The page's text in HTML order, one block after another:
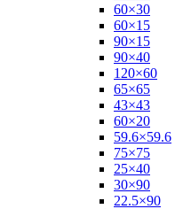
60×30
60×15
90×15
90×40
120×60
65×65
43×43
60×20
59.6×59.6
75×75
25×40
30×90
22.5×90